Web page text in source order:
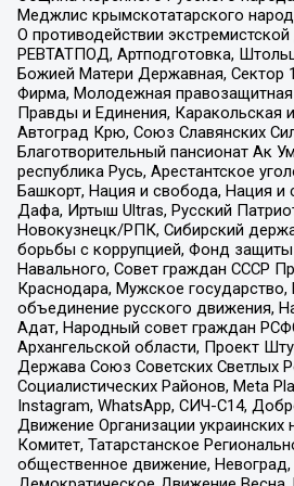
Меджлис крымскотатарского
О противодействии экстремистской
РЕВТАТПОД, Артподготовка,
Божией Матери Державная, Сектор
Фирма, Молодежная
Правды и Единения, Каракольская
Автоград Крю, Союз Славянских
Благотворительный пансионат Ак
республика Русь, Арестантское
Башкорт, Нация и свобода, Нация и
Дафа, Иртыш Ultras, Русский
Новокузнецк/РПК, Сибирский
борьбы с коррупцией, Фонд
Навального, Совет граждан СССР
Краснодара, Мужское государство,
объединение русского движения,
Адат, Народный совет граждан
Архангельской области, Проект
Держава Союз Советских Светлых
Социалистических Районов, Meta
Instagram, WhatsApp, СИЧ-С14,
Движение Организации украинских
Комитет, Татарстанское
общественное движение,